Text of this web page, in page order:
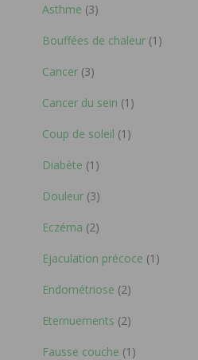
Asthme (3)
Bouffées de chaleur (1)
Cancer (3)
Cancer du sein (1)
Coup de soleil (1)
Diabète (1)
Douleur (3)
Eczéma (2)
Ejaculation précoce (1)
Endométriose (2)
Eternuements (2)
Fausse couche (1)